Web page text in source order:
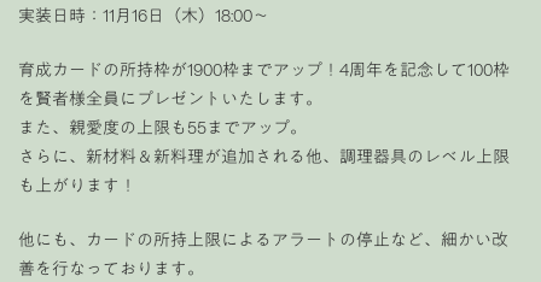
実装日時：11月16日（木）18:00〜
育成カードの所持枠が1900枠までアップ！4周年を記念して100枠
を賢者様全員にプレゼントいたします。
また、親愛度の上限も55までアップ。
さらに、新材料＆新料理が追加される他、調理器具のレベル上限
も上がります！
他にも、カードの所持上限によるアラートの停止など、細かい改
善を行なっております。